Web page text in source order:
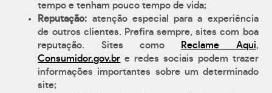
tempo e tenham pouco tempo de vida;
Reputação: atenção especial para a experiência
de outros clientes. Prefira sempre, sites com boa
reputação. Sites como
Reclame Aqui,
Consumidor.gov.br e redes sociais podem trazer
informações importantes sobre um determinado
site;